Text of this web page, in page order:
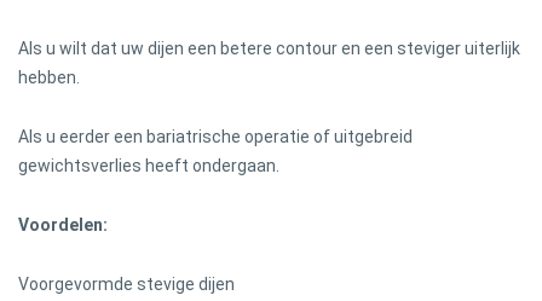
Als u wilt dat uw dijen een betere contour en een steviger uiterlijk
hebben.
Als u eerder een bariatrische operatie of uitgebreid
gewichtsverlies heeft ondergaan.
Voordelen:
Voorgevormde stevige dijen